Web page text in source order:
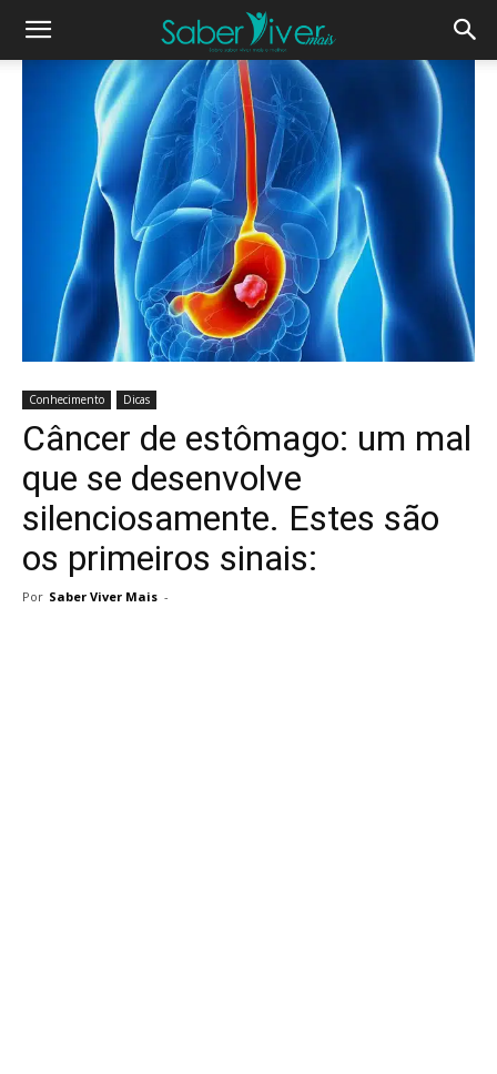
Conhecimento Dicas
Câncer de estômago: um mal
que se desenvolve
silenciosamente. Estes são
os primeiros sinais:
Por Saber Viver Mais -